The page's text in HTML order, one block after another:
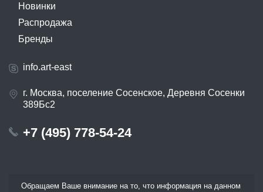
Новинки
Распродажа
Бренды
info.art-east
г. Москва, поселение Сосенское, Деревня Сосенки
389Бс2
+7 (495) 778-54-24
Обращаем Ваше внимание на то, что информация на данном